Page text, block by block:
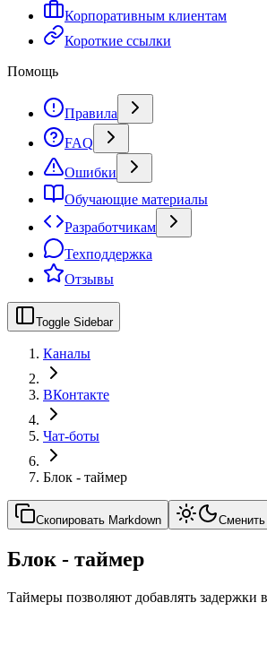
Корпоративным клиентам
Короткие ссылки
Помощь
Правила
FAQ
Ошибки
Обучающие материалы
Разработчикам
Техподдержка
Отзывы
Toggle Sidebar
Каналы
ВКонтакте
Чат-боты
Блок - таймер
Скопировать Markdown
Блок - таймер
Таймеры позволяют добавлять задержки